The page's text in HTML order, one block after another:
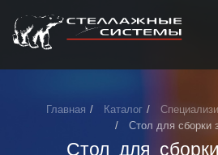
Главная Каталог
Стол для сборки
Стол для